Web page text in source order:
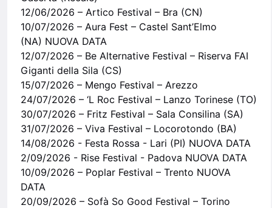
12/06/2026 – Artico Festival – Bra (CN)
10/07/2026 – Aura Fest – Castel Sant’Elmo
(NA) NUOVA DATA
12/07/2026 – Be Alternative Festival – Riserva FAI
Giganti della Sila (CS)
15/07/2026 – Mengo Festival – Arezzo
24/07/2026 – ‘L Roc Festival – Lanzo Torinese (TO)
30/07/2026 – Fritz Festival – Sala Consilina (SA)
31/07/2026 – Viva Festival – Locorotondo (BA)
14/08/2026 - Festa Rossa - Lari (PI) NUOVA DATA
2/09/2026 - Rise Festival - Padova NUOVA DATA
10/09/2026 – Poplar Festival – Trento NUOVA
DATA
20/09/2026 – Sofà So Good Festival – Torino